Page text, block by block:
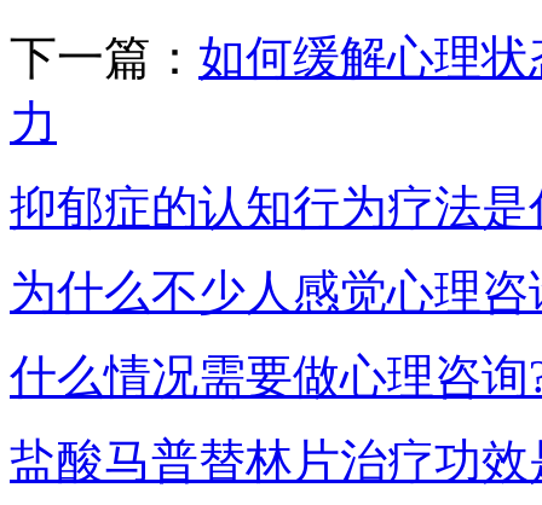
下一篇： 如何缓解心理
力
抑郁症的认知行为疗法
为什么不少人感觉心理
什么情况需要做心理咨询
盐酸马普替林片治疗功